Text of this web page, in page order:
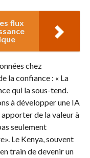
flux
chez
la confiance : « La
qui la sous-tend.
à développer une IA
de la valeur à
seulement
Le Kenya, souvent
train de devenir un